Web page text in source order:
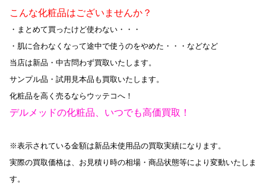
こんな化粧品はございませんか？
・まとめて買ったけど使わない・・・
・肌に合わなくなって途中で使うのをやめた・・・などなど
当店は新品・中古問わず買取いたします。
サンプル品・試用見本品も買取いたします。
化粧品を高く売るならウッテコへ！
デルメッドの化粧品、いつでも高価買取！
※表示されている金額は新品未使用品の買取実績になります。
実際の買取価格は、お見積り時の相場・商品状態等により変動いたしま
す。